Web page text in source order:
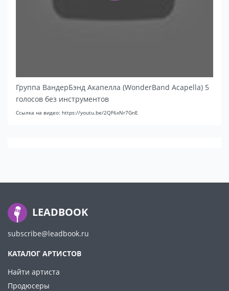
Группа ВандерБэнд Акапелла (WonderBand Acapella) 5
голосов без инструментов
Ссылка на видео: https://youtu.be/2QF6xNr7GnE
LEADBOOK
subscribe@leadbook.ru
КАТАЛОГ АРТИСТОВ
Найти артиста
Продюсеры